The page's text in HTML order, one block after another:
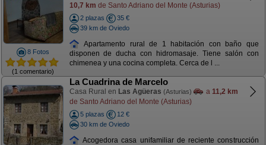
8 Fotos
(1 comentario)
10,7 km de Santo Adriano del Monte (Asturias)
2 plazas
35 €
39 km de Oviedo
Apartamento rural de 1 habitación con baño que
disponen de ducha con hidromasaje. Tiene salón con
chimenea y una cocina completa. Cerca de l ...
La Cuadrina de Marcelo
Casa Rural en Las Agüeras (Asturias) a 11,2 km
de Santo Adriano del Monte (Asturias)
5 plazas
12 €
30 km de Oviedo
Acogedora casa unifamiliar de reciente construcción